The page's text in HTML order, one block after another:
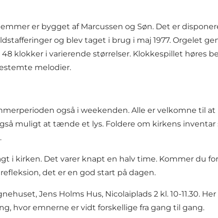
er bygget af Marcussen og Søn. Det er
og blev taget i brug i maj 1977. Orgelet
klokker i varierende størrelser. Klokkespillet høres
melodier.
også i weekenden. Alle er velkomne til
muligt at tænde et lys. Foldere om kirkens
i kirken. Det varer knapt en halv time. Kommer du
det er en god start på dagen.
Jens Holms Hus, Nicolaiplads 2 kl. 10-11.30.
hvor emnerne er vidt forskellige fra gang til gang.